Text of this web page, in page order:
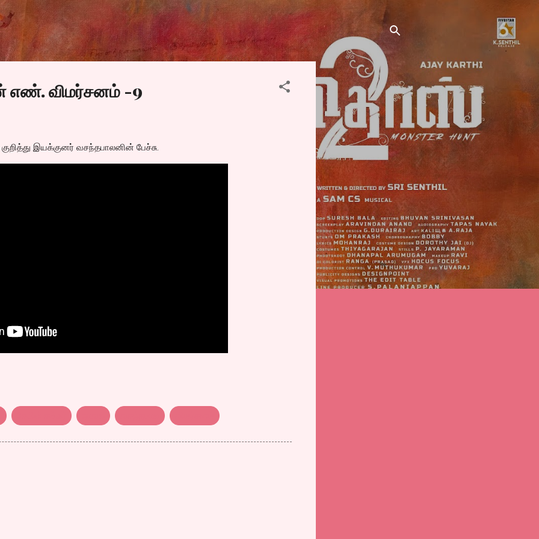
Skip to main content
எண். விமர்சனம் -9
இயக்குனர் வசந்தபாலனின் பேச்சு.